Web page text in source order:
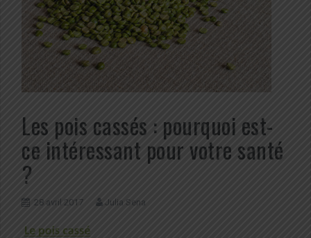
Les pois cassés : pourquoi est-
ce intéressant pour votre santé
?
28 avril 2017 Julia Sena